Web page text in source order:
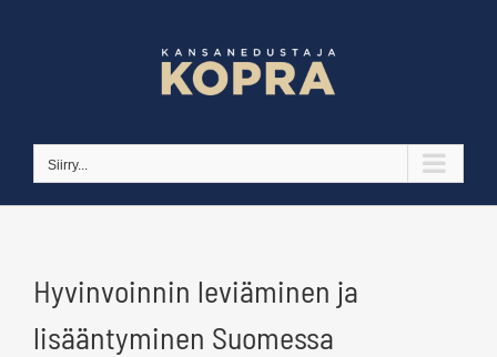
Siirry...
Hyvinvoinnin leviäminen ja
lisääntyminen Suomessa